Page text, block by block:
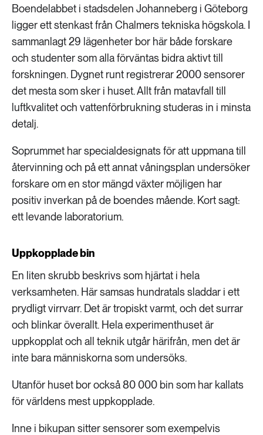
Boendelabbet i stadsdelen Johanneberg i Göteborg
ligger ett stenkast från Chalmers tekniska högskola. I
sammanlagt 29 lägenheter bor här både forskare
och studenter som alla förväntas bidra aktivt till
forskningen. Dygnet runt registrerar 2000 sensorer
det mesta som sker i huset. Allt från matavfall till
luftkvalitet och vattenförbrukning studeras in i minsta
detalj.
Soprummet har specialdesignats för att uppmana till
återvinning och på ett annat våningsplan undersöker
forskare om en stor mängd växter möjligen har
positiv inverkan på de boendes mående. Kort sagt:
ett levande laboratorium.
Uppkopplade bin
En liten skrubb beskrivs som hjärtat i hela
verksamheten. Här samsas hundratals sladdar i ett
prydligt virrvarr. Det är tropiskt varmt, och det surrar
och blinkar överallt. Hela experimenthuset är
uppkopplat och all teknik utgår härifrån, men det är
inte bara människorna som undersöks.
Utanför huset bor också 80 000 bin som har kallats
för världens mest uppkopplade.
Inne i bikupan sitter sensorer som exempelvis